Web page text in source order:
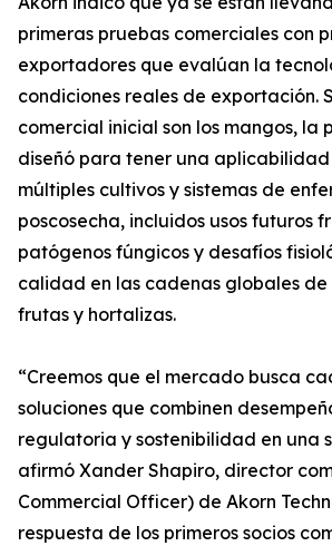
primeras pruebas comerciales con
exportadores que evalúan la
condiciones reales de exportación.
comercial inicial son los mangos, la
diseñó para tener una aplicabilidad
múltiples cultivos y sistemas de
poscosecha, incluidos usos futuros
patógenos fúngicos y desafíos
calidad en las cadenas globales de
frutas y hortalizas.
“Creemos que el mercado busca
soluciones que combinen
regulatoria y sostenibilidad en una
afirmó Xander Shapiro, director
Commercial Officer) de Akorn
respuesta de los primeros socios